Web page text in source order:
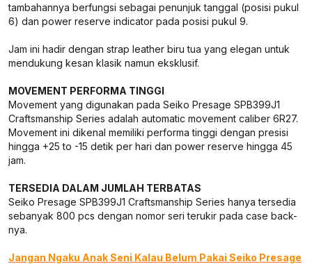
tambahannya berfungsi sebagai penunjuk tanggal (posisi pukul
6) dan power reserve indicator pada posisi pukul 9.
Jam ini hadir dengan strap leather biru tua yang elegan untuk
mendukung kesan klasik namun eksklusif.
MOVEMENT PERFORMA TINGGI
Movement yang digunakan pada Seiko Presage SPB399J1
Craftsmanship Series adalah automatic movement caliber 6R27.
Movement ini dikenal memiliki performa tinggi dengan presisi
hingga +25 to -15 detik per hari dan power reserve hingga 45
jam.
TERSEDIA DALAM JUMLAH TERBATAS
Seiko Presage SPB399J1 Craftsmanship Series hanya tersedia
sebanyak 800 pcs dengan nomor seri terukir pada case back-
nya.
Jangan Ngaku Anak Seni Kalau Belum Pakai Seiko Presage